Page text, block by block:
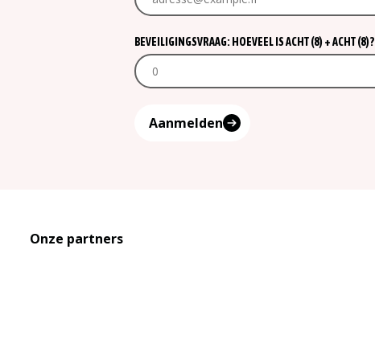
BEVEILIGINGSVRAAG: HOEVEEL IS ACHT (8) + ACHT (8)?
Aanmelden
Onze partners